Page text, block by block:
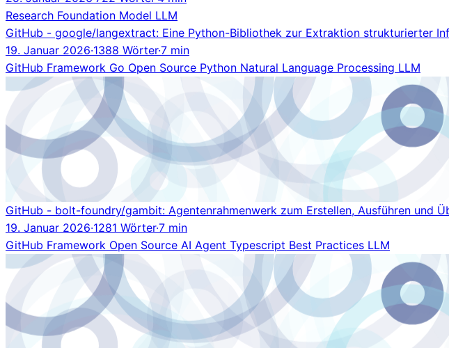
Research Foundation Model LLM
GitHub - google/langextract: Eine Python-Bibliothek zur Extraktion strukturierter
19. Januar 2026·1388 Wörter·7 min
GitHub Framework Go Open Source Python Natural Language Processing LLM
GitHub - bolt-foundry/gambit: Agentenrahmenwerk zum Erstellen, Ausführen und
19. Januar 2026·1281 Wörter·7 min
GitHub Framework Open Source AI Agent Typescript Best Practices LLM